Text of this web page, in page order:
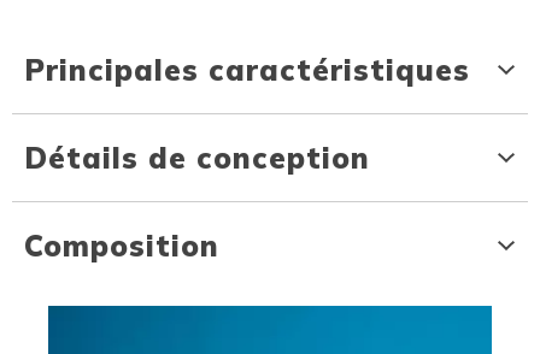
Principales caractéristiques
Détails de conception
Composition
Media Carousel
Carousel with product photos. Use the previous and next buttons